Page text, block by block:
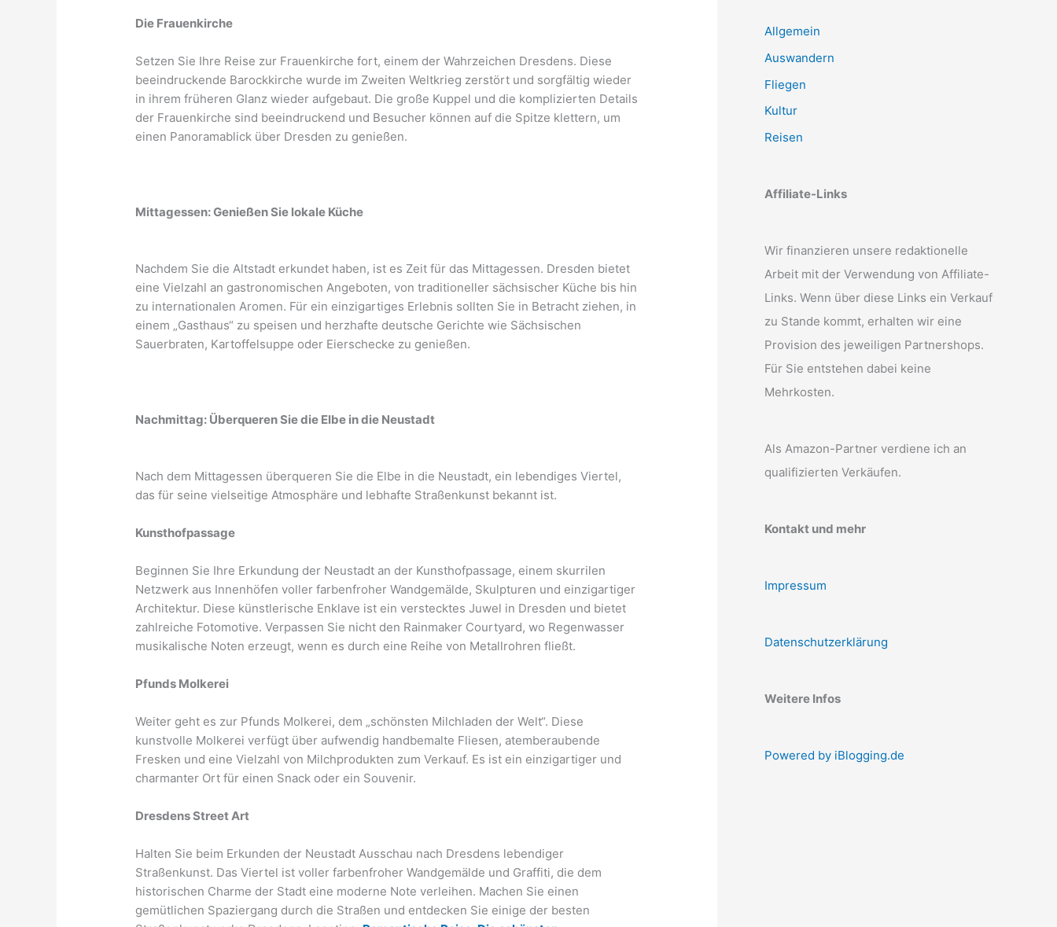
Die Frauenkirche
Setzen Sie Ihre Reise zur Frauenkirche fort, einem der Wahrzeichen Dresdens. Diese
beeindruckende Barockkirche wurde im Zweiten Weltkrieg zerstört und sorgfältig wieder
in ihrem früheren Glanz wieder aufgebaut. Die große Kuppel und die komplizierten Details
der Frauenkirche sind beeindruckend und Besucher können auf die Spitze klettern, um
einen Panoramablick über Dresden zu genießen.
Mittagessen: Genießen Sie lokale Küche
Nachdem Sie die Altstadt erkundet haben, ist es Zeit für das Mittagessen. Dresden bietet
eine Vielzahl an gastronomischen Angeboten, von traditioneller sächsischer Küche bis hin
zu internationalen Aromen. Für ein einzigartiges Erlebnis sollten Sie in Betracht ziehen, in
einem „Gasthaus“ zu speisen und herzhafte deutsche Gerichte wie Sächsischen
Sauerbraten, Kartoffelsuppe oder Eierschecke zu genießen.
Nachmittag: Überqueren Sie die Elbe in die Neustadt
Nach dem Mittagessen überqueren Sie die Elbe in die Neustadt, ein lebendiges Viertel,
das für seine vielseitige Atmosphäre und lebhafte Straßenkunst bekannt ist.
Kunsthofpassage
Beginnen Sie Ihre Erkundung der Neustadt an der Kunsthofpassage, einem skurrilen
Netzwerk aus Innenhöfen voller farbenfroher Wandgemälde, Skulpturen und einzigartiger
Architektur. Diese künstlerische Enklave ist ein verstecktes Juwel in Dresden und bietet
zahlreiche Fotomotive. Verpassen Sie nicht den Rainmaker Courtyard, wo Regenwasser
musikalische Noten erzeugt, wenn es durch eine Reihe von Metallrohren fließt.
Pfunds Molkerei
Weiter geht es zur Pfunds Molkerei, dem „schönsten Milchladen der Welt“. Diese
kunstvolle Molkerei verfügt über aufwendig handbemalte Fliesen, atemberaubende
Fresken und eine Vielzahl von Milchprodukten zum Verkauf. Es ist ein einzigartiger und
charmanter Ort für einen Snack oder ein Souvenir.
Dresdens Street Art
Halten Sie beim Erkunden der Neustadt Ausschau nach Dresdens lebendiger
Straßenkunst. Das Viertel ist voller farbenfroher Wandgemälde und Graffiti, die dem
historischen Charme der Stadt eine moderne Note verleihen. Machen Sie einen
gemütlichen Spaziergang durch die Straßen und entdecken Sie einige der besten
Allgemein
Auswandern
Fliegen
Kultur
Reisen
Affiliate-Links
Wir finanzieren unsere redaktionelle
Arbeit mit der Verwendung von Affiliate-
Links. Wenn über diese Links ein Verkauf
zu Stande kommt, erhalten wir eine
Provision des jeweiligen Partnershops.
Für Sie entstehen dabei keine
Mehrkosten.
Als Amazon-Partner verdiene ich an
qualifizierten Verkäufen.
Kontakt und mehr
Impressum
Datenschutzerklärung
Weitere Infos
Powered by iBlogging.de